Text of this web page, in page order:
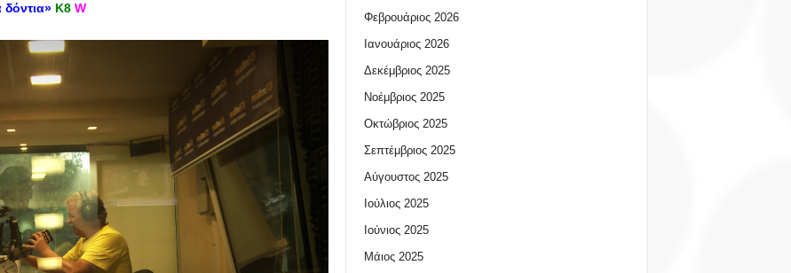
Κ8 W
Φεβρουάριος 2026
Ιανουάριος 2026
Δεκέμβριος 2025
Νοέμβριος 2025
Οκτώβριος 2025
Σεπτέμβριος 2025
Αύγουστος 2025
Ιούλιος 2025
Ιούνιος 2025
Μάιος 2025